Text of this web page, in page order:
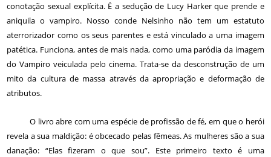
conotação sexual explícita. É a sedução de Lucy Harker que prende e
aniquila o vampiro. Nosso conde Nelsinho não tem um estatuto
aterrorizador como os seus parentes e está vinculado a uma imagem
patética. Funciona, antes de mais nada, como uma paródia da imagem
do Vampiro veiculada pelo cinema. Trata-se da desconstrução de um
mito da cultura de massa através da apropriação e deformação de
atributos.
O livro abre com uma espécie de profissão de fé, em que o herói
revela a sua maldição: é obcecado pelas fêmeas. As mulheres são a sua
danação: “Elas fizeram o que sou”. Este primeiro texto é uma